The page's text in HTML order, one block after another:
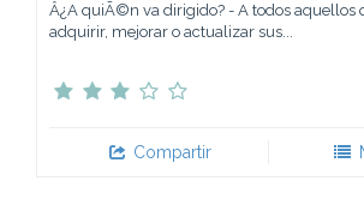
Â¿A quiÃ©n va dirigido? - A todos aquellos
adquirir, mejorar o actualizar sus...
Compartir